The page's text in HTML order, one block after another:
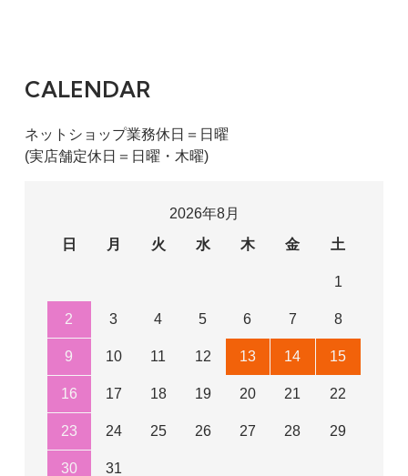
CALENDAR
ネットショップ業務休日＝日曜
(実店舗定休日＝日曜・木曜)
2026年8月
日
月 火 水 木 金 土
1
2 3 4 5 6 7 8
9 10 11 12 13 14 15
16 17 18 19 20 21 22
23 24 25 26 27 28 29
30 31